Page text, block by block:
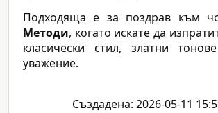
Подходяща е за поздрав към
Методи, когато искате да
класически стил, златни
уважение.
Създадена: 2026-05-11